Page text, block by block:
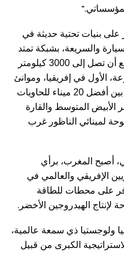
”.
بنيات تحتية حديثة في
والسريعة، بشبكة تمتد
لأزيد من 2000 كيلومتر، والتي يتوقع أن تصل إلى 3000 كيلومتر
الأول في إفريقيا، وموانئ
مثل طنجة المتوسط، المصنف من بين أفضل 20 ميناء للحاويات
الأبيض المتوسط والقارة
لمينائي الناظور غرب
أصبح المغرب، برأي
الإفريقي والعالمي في
على محطات للطاقة
الهيدروجين الأخضر .
ولوجستيا ذي سمعة عالمية،
الكبرى من قبيل